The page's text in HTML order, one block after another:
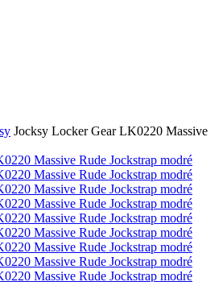
Jocksy Locker Gear LK0220 Massive